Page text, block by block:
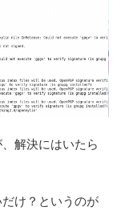
解決にはいたら
け？というのが